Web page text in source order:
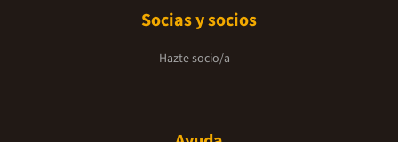
Socias y socios
Hazte socio/a